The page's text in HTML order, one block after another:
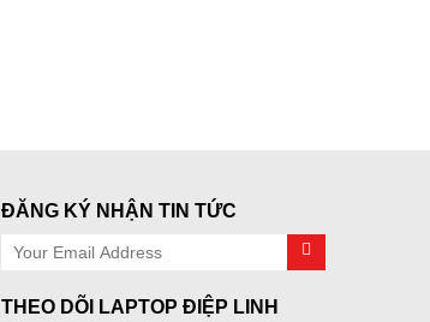
ĐĂNG KÝ NHẬN TIN TỨC
THEO DÕI LAPTOP ĐIỆP LINH